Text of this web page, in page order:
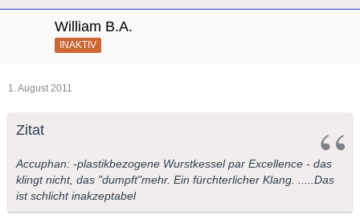
William B.A.
INAKTIV
1. August 2011
Zitat
Accuphan: -plastikbezogene Wurstkessel par Excellence - das
klingt nicht, das "dumpft"mehr. Ein fürchterlicher Klang. .....Das
ist schlicht inakzeptabel